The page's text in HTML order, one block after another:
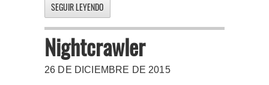
SEGUIR LEYENDO
Nightcrawler
26 DE DICIEMBRE DE 2015